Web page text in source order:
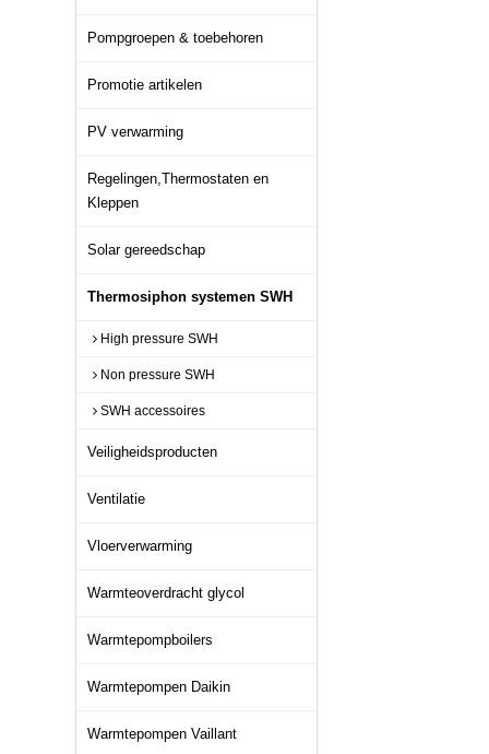
Pompgroepen & toebehoren
Promotie artikelen
PV verwarming
Regelingen,Thermostaten en
Kleppen
Solar gereedschap
Thermosiphon systemen SWH
High pressure SWH
Non pressure SWH
SWH accessoires
Veiligheidsproducten
Ventilatie
Vloerverwarming
Warmteoverdracht glycol
Warmtepompboilers
Warmtepompen Daikin
Warmtepompen Vaillant